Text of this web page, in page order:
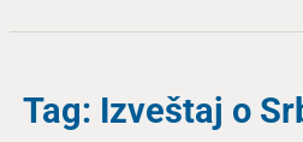
Tag: Izveštaj o